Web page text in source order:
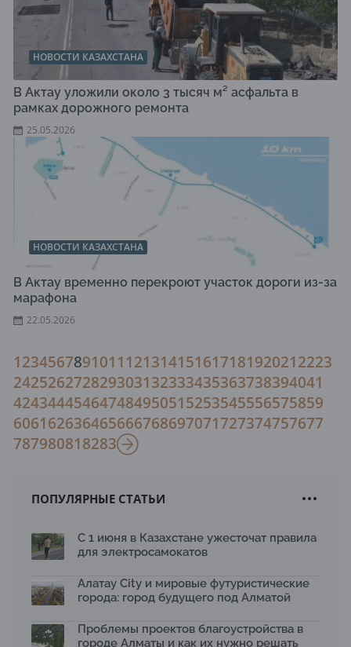
НОВОСТИ КАЗАХСТАНА
В Актау уложили около 3 тысяч м² асфальта в
рамках дорожного ремонта
25.05.2026
НОВОСТИ КАЗАХСТАНА
В Актау временно перекроют участок дороги из-за
марафона
22.05.2026
1234567891011121314151617181920212223
242526272829303132333435363738394041
424344454647484950515253545556575859
606162636465666768697071727374757677
787980818283
ПОПУЛЯРНЫЕ СТАТЬИ
С 1 июня в Казахстане ужесточат правила
для электросамокатов
Алатау City и мировые футуристические
города: город будущего под Алматой
Проблемы проектов благоустройства в
городе Алматы и как их нужно решать